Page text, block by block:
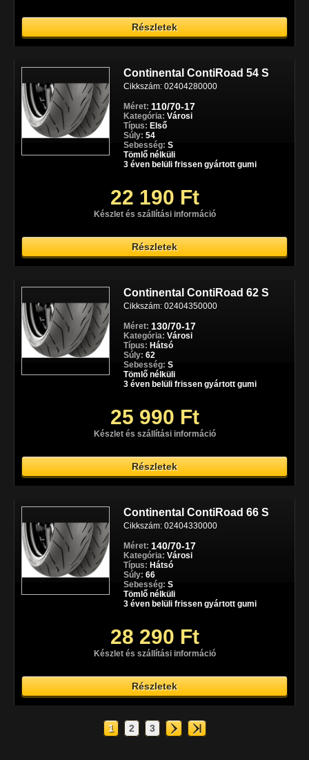
Részletek
Continental ContiRoad 54 S
Cikkszám: 02404280000
Méret: 110/70-17
Kategória: Városi
Típus: Első
Súly: 54
Sebesség: S
Tömlő nélküli
3 éven belüli frissen gyártott gumi
22 190 Ft
Készlet és szállítási információ
Részletek
Continental ContiRoad 62 S
Cikkszám: 02404350000
Méret: 130/70-17
Kategória: Városi
Típus: Hátsó
Súly: 62
Sebesség: S
Tömlő nélküli
3 éven belüli frissen gyártott gumi
25 990 Ft
Készlet és szállítási információ
Részletek
Continental ContiRoad 66 S
Cikkszám: 02404330000
Méret: 140/70-17
Kategória: Városi
Típus: Hátsó
Súly: 66
Sebesség: S
Tömlő nélküli
3 éven belüli frissen gyártott gumi
28 290 Ft
Készlet és szállítási információ
Részletek
1 2 3